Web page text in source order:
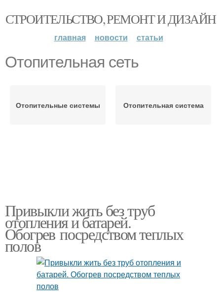
СТРОИТЕЛЬСТВО, РЕМОНТ И ДИЗАЙН
главная новости статьи
Отопительная сеть
Отопительные системы Отопительная система
Привыкли жить без труб
отопления и батарей.
Обогрев посредством теплых
полов